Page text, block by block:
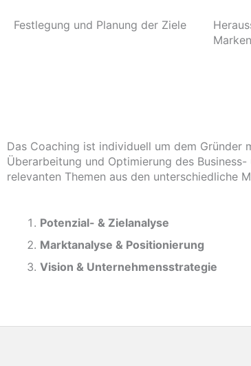
Festlegung und Planung der Ziele
Das Coaching ist individuell um dem Gründer
Überarbeitung und Optimierung des
relevanten Themen aus den unterschiedliche
Potenzial- & Zielanalyse
Marktanalyse & Positionierung
Vision & Unternehmensstrategie